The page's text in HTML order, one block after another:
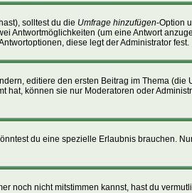
solltest du die Umfrage hinzufügen-Option
Antwortmöglichkeiten (um eine Antwort
diese legt der Administrator fest.
editiere den ersten Beitrag im Thema (die
können sie nur Moderatoren oder
du eine spezielle Erlaubnis brauchen.
noch nicht mitstimmen kannst, hast du